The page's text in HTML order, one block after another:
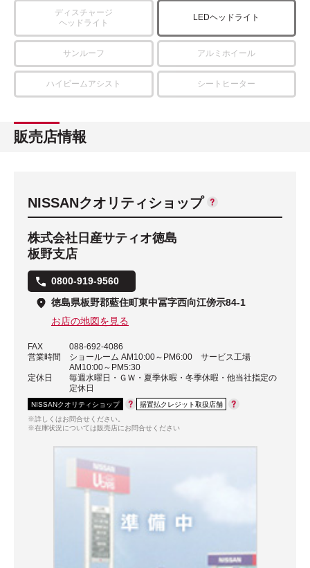
ディスチャージ
ヘッドライト
LEDヘッドライト
サンルーフ アルミホイール
ハイビームアシスト シートヒーター
販売店情報
NISSANクオリティショップ
株式会社日産サティオ徳島
板野支店
0800-919-9560
徳島県板野郡藍住町東中冨字西向江傍示84-1
お店の地図を見る
FAX
088-692-4086
営業時間
ショールーム AM10:00～PM6:00 サービス工場
AM10:00～PM5:30
定休日
毎週水曜日・ＧＷ・夏季休暇・冬季休暇・他当社指定の
定休日
NISSANクオリティショップ
据置払クレジット取扱店舗
※詳しくはお問合せください。
※在庫状況については販売店にお問合せください